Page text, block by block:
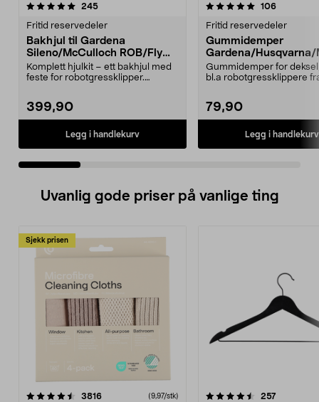
245anmeldelser
Fritid reservedeler
Bakhjul til Gardena
Sileno/McCulloch ROB/Flymo
Easilife
Komplett hjulkit – ett bakhjul med
feste for robotgressklipper.
399,90
Legg i handlekurv
5.0 av 5 stjerner 106
Fritid reservedeler
Gummidemper
Gardena/Husqvarna/
ch/Flymo
Gummidemper for
bl.a robotgressklippere
79,90
Legg i handlekurv
4.5 av 5 stjerner
Uvanlig gode priser på vanlige ting
Sjekk prisen
3816anmeldelser(9,97/stk)
4.5av 5 stjerner 257
4.5av 5 stjerner